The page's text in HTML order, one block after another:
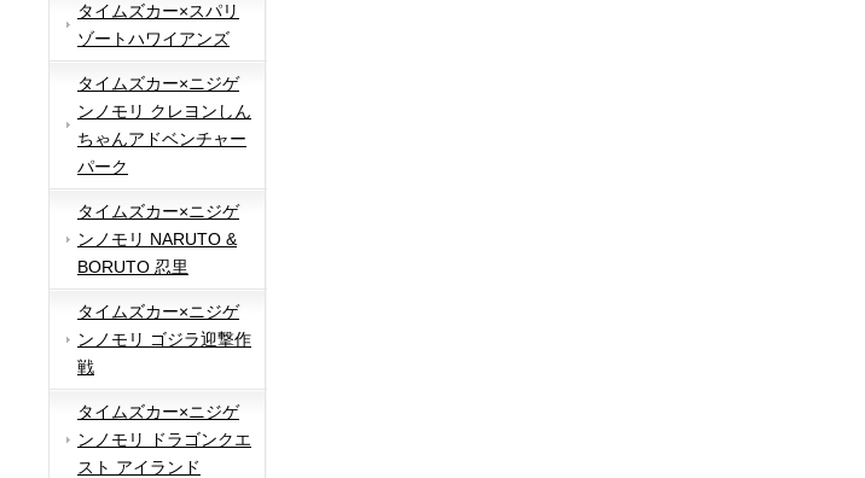
タイムズカー×スパリ
ゾートハワイアンズ
タイムズカー×ニジゲ
ンノモリ クレヨンしん
ちゃんアドベンチャー
パーク
タイムズカー×ニジゲ
ンノモリ NARUTO &
BORUTO 忍里
タイムズカー×ニジゲ
ンノモリ ゴジラ迎撃作
戦
タイムズカー×ニジゲ
ンノモリ ドラゴンクエ
スト アイランド